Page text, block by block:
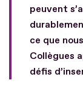
peuvent
ce que
Collègues
défis